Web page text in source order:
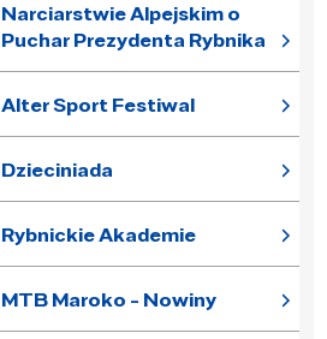
Narciarstwie Alpejskim o
Puchar Prezydenta Rybnika
Alter Sport Festiwal
Dzieciniada
Rybnickie Akademie
MTB Maroko - Nowiny